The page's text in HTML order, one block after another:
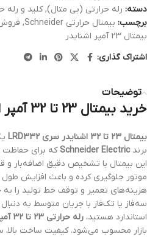
دسته: رله حرارتی (بی متال), کلید و رله
برچسب: بیمتال حرارتی Schneider ,
بیمتال 23 آمپر اشنایدر
اشتراک گذاری:
توضیحات
خرید بیمتال 23 تا 32 آمپر اشنایدر LRD332
بیمتال 23 تا 32 اشنایدر سری LRD332
برندSchneider Electricکه برای حفاظت
این بیمتال با تشخیص دقیق اضافه‌بار و
موتور جلوگیری کرده و باعث افزایش
هزینه‌های تعمیر و توقف خط تولید را به
سه‌فاز یا تک‌فاز با جریان متوسط به دنبال
استاندارد هستید، رله حرارتی 23 تا 32 آمپر اشنایدر
بازار محسوب می‌شود. کیفیت ساخت بالا،